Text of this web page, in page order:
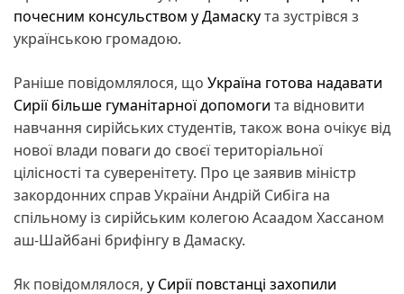
почесним консульством у Дамаскута зустрівся з
українською громадою.
Раніше повідомлялося, що Україна готова надавати
Сирії більше гуманітарної допомоги та відновити
навчання сирійських студентів, також вона очікує від
нової влади поваги до своєї територіальної
цілісності та суверенітету. Про це заявив міністр
закордонних справ України Андрій Сибіга на
спільному із сирійським колегою Асаадом Хассаном
аш-Шайбані брифінгу в Дамаску.
Як повідомлялося, у Сирії повстанці захопили